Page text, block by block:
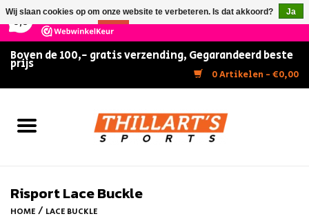
147 Reviews ×
Boven de 100,- gratis verzending, Gegarandeerd beste
prijs
0 Artikelen - €0,00
Home
Risport Lace Buckle
HOME / LACE BUCKLE
Wij slaan cookies op om onze website te verbeteren. Is dat akkoord?
Ja
Nee